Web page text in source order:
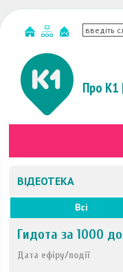
Про К1
ВІДЕОТЕКА
Всі
Гидота за 1000
Дата ефіру/події